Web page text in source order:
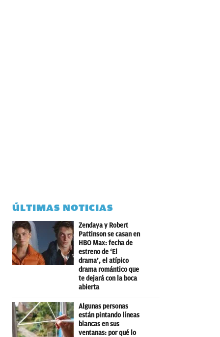
ÚLTIMAS NOTICIAS
Zendaya y Robert
Pattinson se casan en
HBO Max: fecha de
estreno de ‘El
drama’, el atípico
drama romántico que
te dejará con la boca
abierta
Algunas personas
están pintando líneas
blancas en sus
ventanas: por qué lo